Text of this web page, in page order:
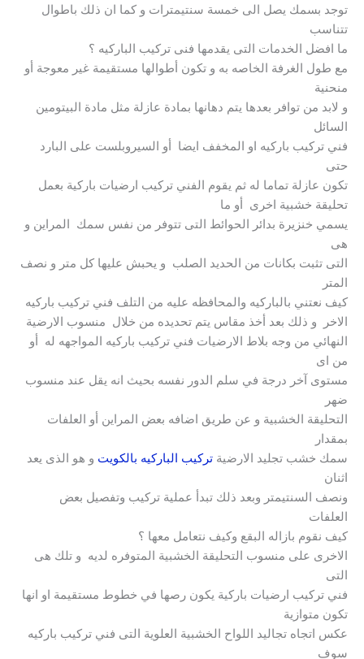
توجد بسمك يصل الى خمسة سنتيمترات و كما ان ذلك باطوال
تتناسب
ما افضل الخدمات التى يقدمها فنى تركيب الباركيه ؟
مع طول الغرفة الخاصه به و تكون أطوالها مستقيمة غير معوجة أو
منحنية
و لابد من توافر بعدها يتم دهانها بمادة عازلة مثل مادة البيتومين
السائل
فني تركيب باركيه او المخفف ايضا أو السيروبلست على البارد
حتى
تكون عازلة تماما له ثم يقوم الفني تركيب ارضيات باركية بعمل
تحليقة خشبية اخرى أو ما
يسمي خنزيرة بدائر الحوائط التى تتوفر من نفس سمك المراين و
هى
التى تثبت بكانات من الحديد الصلب و يحبش عليها كل متر و نصف
المتر
كيف نعتني بالباركيه والمحافظه عليه من التلف فني تركيب باركيه
الاخر و ذلك بعد أخذ مقاس يتم تحديده من خلال منسوب الارضية
النهائي من وجه بلاط الارضيات فني تركيب باركيه المواجهه له أو
من اى
مستوى آخر درجة في سلم الدور نفسه بحيث انه يقل عند منسوب
ضهر
التحليقة الخشبية و عن طريق اضافه بعض المراين أو العلفات
بمقدار
سمك خشب تجليد الارضية تركيب الباركيه بالكويت و هو الذى يعد
اثنان
ونصف السنتيمتر وبعد ذلك تبدأ عملية تركيب وتفصيل بعض
العلفات
كيف نقوم بازاله البقع وكيف نتعامل معها ؟
الاخرى على منسوب التحليقة الخشبية المتوفره لديه و تلك هى
التى
فني تركيب ارضيات باركية يكون رصها في خطوط مستقيمة او انها
تكون متوازية
عكس اتجاه تجاليد اللواح الخشبية العلوية التى فني تركيب باركيه
سوف